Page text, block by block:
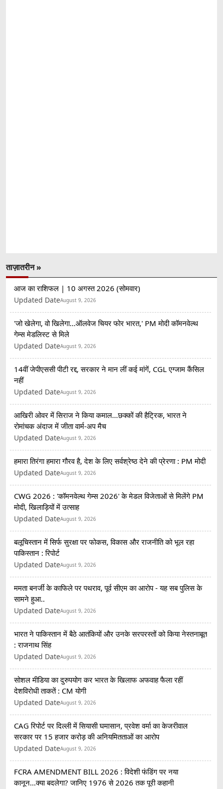
ताज़ातरीन »
आज का राशिफल | 10 अगस्त 2026 (सोमवार)
Updated DateAugust 9, 2026
'जो खेलेगा, वो खिलेगा...ऑलवेज चियर फोर भारत,' PM मोदी कॉमनवेल्थ
गेम्स मेडलिस्ट से मिले
Updated DateAugust 9, 2026
14वीं जेपीएससी पीटी रद्द, सरकार ने मान लीं कई मांगें, CGL एग्जाम कैंसिल
नहीं
Updated DateAugust 9, 2026
आखिरी ओवर में सिराज ने किया कमाल...छक्कों की हैट्रिक, भारत ने
रोमांचक अंदाज में जीता वार्म-अप मैच
Updated DateAugust 9, 2026
हमारा तिरंगा हमारा गौरव है, देश के लिए सर्वश्रेष्ठ देने की प्रेरणा : PM मोदी
Updated DateAugust 9, 2026
CWG 2026 : 'कॉमनवेल्थ गेम्स 2026' के मेडल विजेताओं से मिलेंगे PM
मोदी, खिलाड़ियों में उत्साह
Updated DateAugust 9, 2026
बलूचिस्तान में सिर्फ सुरक्षा पर फोकस, विकास और राजनीति को भूल रहा
पाकिस्तान : रिपोर्ट
Updated DateAugust 9, 2026
ममता बनर्जी के काफिले पर पथराव, पूर्व सीएम का आरोप - यह सब पुलिस के
सामने हुआ..
Updated DateAugust 9, 2026
भारत ने पाकिस्तान में बैठे आतंकियों और उनके सरपरस्तों को किया नेस्तनाबूत
: राजनाथ सिंह
Updated DateAugust 9, 2026
सोशल मीडिया का दुरुपयोग कर भारत के खिलाफ अफवाह फैला रहीं
देशविरोधी ताकतें : CM योगी
Updated DateAugust 9, 2026
CAG रिपोर्ट पर दिल्ली में सियासी घमासान, प्रवेश वर्मा का केजरीवाल
सरकार पर 15 हजार करोड़ की अनियमितताओं का आरोप
Updated DateAugust 9, 2026
FCRA AMENDMENT BILL 2026 : विदेशी फंडिंग पर नया
कानून...क्या बदलेगा? जानिए 1976 से 2026 तक पूरी कहानी